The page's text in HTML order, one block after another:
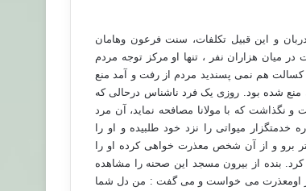
و این قبیل تکلفات، سنت فرعون وهامان
میان هزاران نفر ، تنها او مرکز توجه مردم
هم نمی پسندید مردم از رفت و آمد منع
منع شده بود. روزی یک فرد ناشناس درحالی که
نگذاشت که با مولانا مصافحه نماید، آن مرد
خدمتگزار میواتی را نزد خود طلبید ه و او را
برو و از آن شخص معذرت خواهی کرده او را
بنده از بیرون مسجد این صحنه را مشاهده
اومعذرت می خواست و می گفت : من دل شما